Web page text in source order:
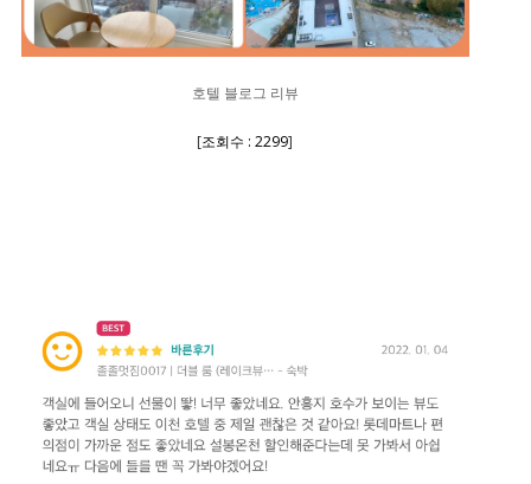
호텔 블로그 리뷰
[조회수 : 2299]